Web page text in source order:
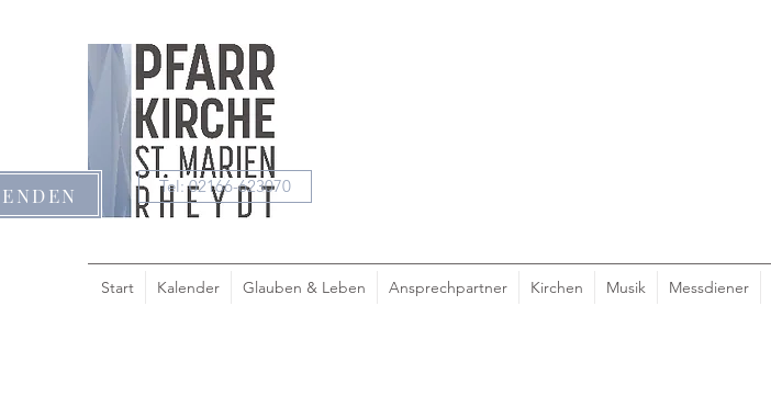
Tel: 02166-623070
Start Kalender Glauben & Leben Ansprechpartner Kirchen Musik Messdiener